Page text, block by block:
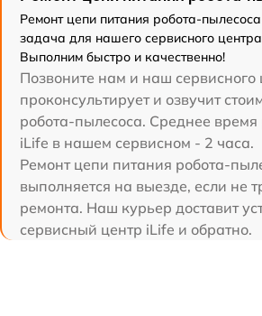
Ремонт цепи питания робота-
задача для нашего сервисного
Выполним быстро и качественно!
Позвоните нам и наш сервисного
проконсультирует и озвучит
робота-пылесоса. Среднее время
iLife в нашем сервисном - 2 часа.
Ремонт цепи питания робота-
выполняется на выезде, если не
ремонта. Наш курьер доставит
сервисный центр iLife и обратно.